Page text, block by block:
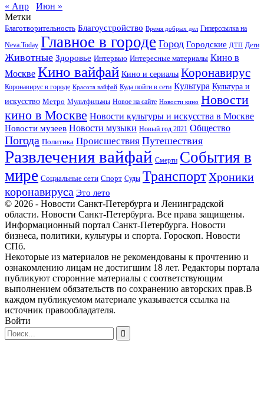
« Апр
Июн »
Метки
Благотворительность Благоустройство Время добрых дел Гиперссылка на
Neva.Today Главное в городе Город Городские ДТП Дети
Животные Здоровье Интервью Интересные материалы Кино в
Москве Кино вайфай Кино и сериалы Коронавирус
Коронавирус в городе Красота вайфай Куда пойти в сети Культура Культура и
искусство Метро Мультфильмы Новое на сайте Новости кино Новости
кино в Москве Новости культуры и искусства в Москве
Новости музеев Новости музыки Новый год 2021 Общество
Погода Политика Происшествия Путешествия
Развлечения вайфай Смерти События в
мире Социальные сети Спорт Суды Транспорт Хроники
коронавируса Это лето
© 2026 - Новости Санкт-Петербурга и Ленинградской
области. Новости Санкт-Петербурга. Все права защищены.
Информационный портал Санкт-Петербурга. Новости
бизнеса, политики, культуры и спорта. Гороскоп. Новости
СПб.
Некоторые из материалов не рекомендованы к прочтению и
ознакомлению лицам не достигшим 18 лет. Редакторы портала
публикуют сторонние материалы с соответствующим
выполнением обязательств по сохранению авторских прав.В
каждом публикуемом материале указывается ссылка на
источник правообладателя.
Войти